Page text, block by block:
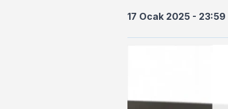
17 Ocak 2025 - 23:59